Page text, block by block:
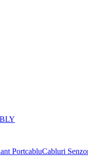
PortcabluCabluri